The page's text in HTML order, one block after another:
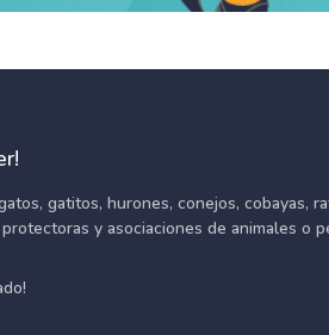
gatitos, hurones, conejos, cobayas,
y asociaciones de animales o